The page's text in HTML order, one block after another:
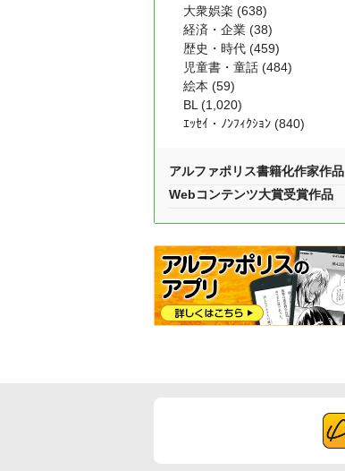
大衆娯楽 (638)
経済・企業 (38)
歴史・時代 (459)
児童書・童話 (484)
絵本 (59)
BL (1,020)
ｴｯｾｲ・ﾉﾝﾌｨｸｼｮﾝ (840)
アルファポリス書籍化作家作品
Webコンテンツ大賞受賞作品